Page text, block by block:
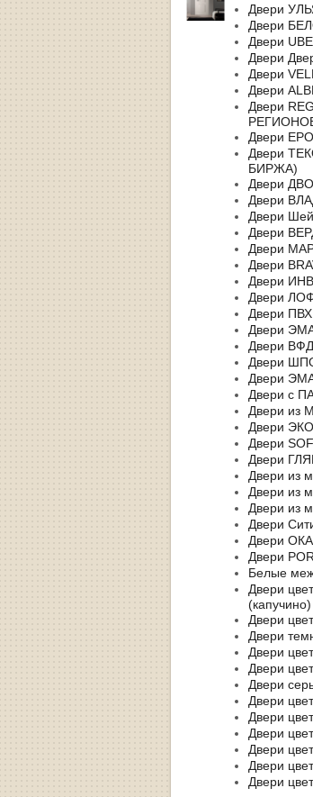
Двери
Двери
Двери
Двери
Двери
Двери
Двери
Двери
Двери
БИРЖА)
Двери
Двери
Двери
Двери
Двери
Двери
Двери
Двери
Двери ПВХ
Двери
Двери ВФД
Двери
Двери
Двери с
Двери из
Двери
Двери
Двери
Двери из
Двери из
Двери из
Двери
Двери ОКА
Двери
Белые
Двери
(капучино)
Двери
Двери
Двери
Двери
Двери
Двери
Двери
Двери
Двери
Двери
Двери